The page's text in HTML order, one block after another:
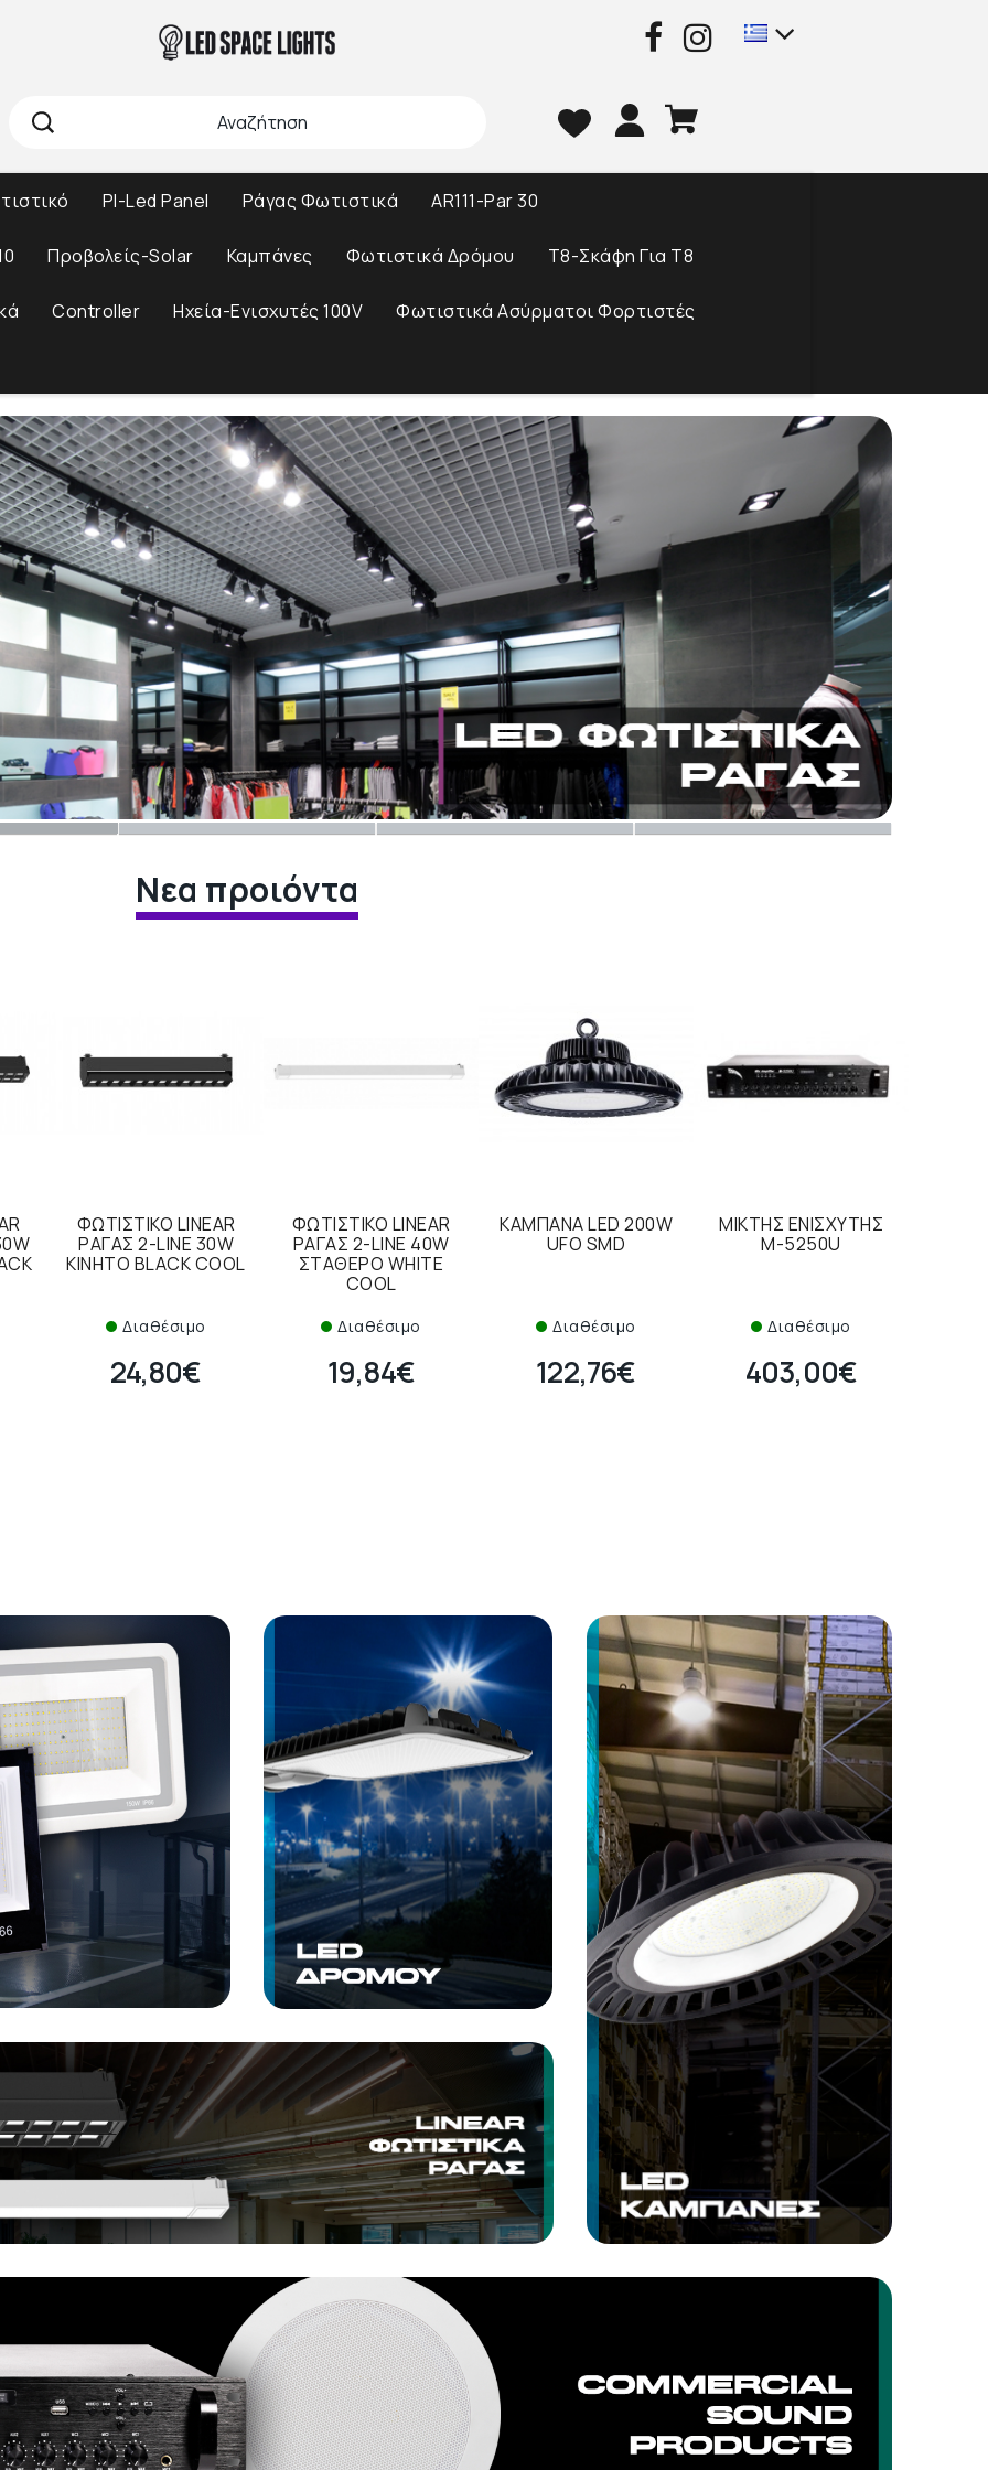
Pl-Led Panel Ράγας Φωτιστικά AR111-Par 30
Προβολείς-Solar Καμπάνες Φωτιστικά Δρόμου T8-Σκάφη Για Τ8
Controller Ηχεία-Ενισχυτές 100V Φωτιστικά Ασύρματοι Φορτιστές
Νεα προιόντα
ΦΩΤΙΣΤΙΚΟ LINEAR
ΡΑΓΑΣ 2-LINE 30W
ΚΙΝΗΤΟ BLACK COOL
Διαθέσιμο
24,80€
ΦΩΤΙΣΤΙΚΟ LINEAR
ΡΑΓΑΣ 2-LINE 40W
ΣΤΑΘΕΡΟ WHITE
COOL
Διαθέσιμο
19,84€
ΚΑΜΠΑΝΑ LED 200W
UFO SMD
Διαθέσιμο
122,76€
ΜΙΚΤΗΣ ΕΝΙΣΧΥΤΗΣ
Μ-5250U
Διαθέσιμο
403,00€